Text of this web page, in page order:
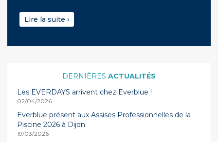
Lire la suite ›
ACTUALITÉS
Les EVERDAYS arrivent chez Everblue !
02/04/2026
Everblue présent aux Assises Professionnelles de la
Piscine 2026 à Dijon
19/03/2026